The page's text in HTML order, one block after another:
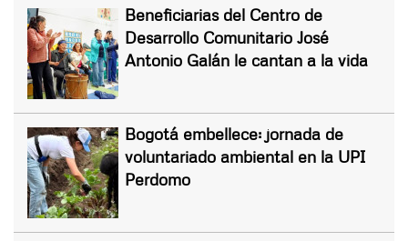
Beneficiarias del Centro de
Desarrollo Comunitario José
Antonio Galán le cantan a la vida
Bogotá embellece: jornada de
voluntariado ambiental en la UPI
Perdomo